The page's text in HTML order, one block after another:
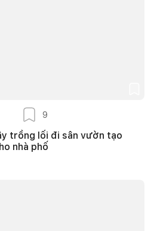
9
trồng lối đi sân vườn tạo
nhà phố